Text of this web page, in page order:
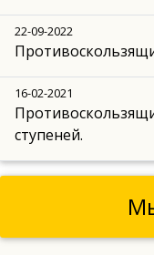
22-09-2022
16-02-2021
ступеней.